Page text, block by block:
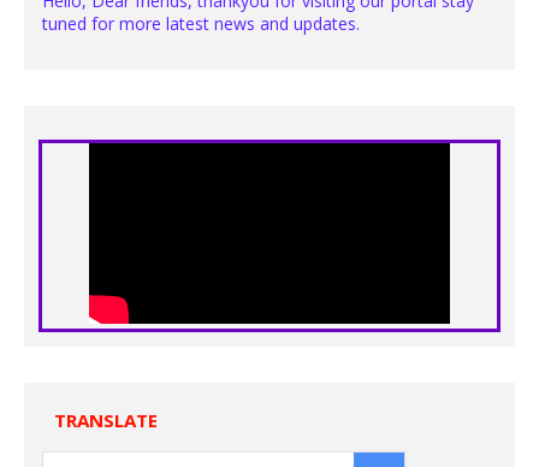
tuned for more latest news and updates.
TRANSLATE